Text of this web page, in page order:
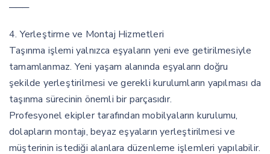
───
4. Yerleştirme ve Montaj Hizmetleri
Taşınma işlemi yalnızca eşyaların yeni eve getirilmesiyle
tamamlanmaz. Yeni yaşam alanında eşyaların doğru
şekilde yerleştirilmesi ve gerekli kurulumların yapılması da
taşınma sürecinin önemli bir parçasıdır.
Profesyonel ekipler tarafından mobilyaların kurulumu,
dolapların montajı, beyaz eşyaların yerleştirilmesi ve
müşterinin istediği alanlara düzenleme işlemleri yapılabilir.